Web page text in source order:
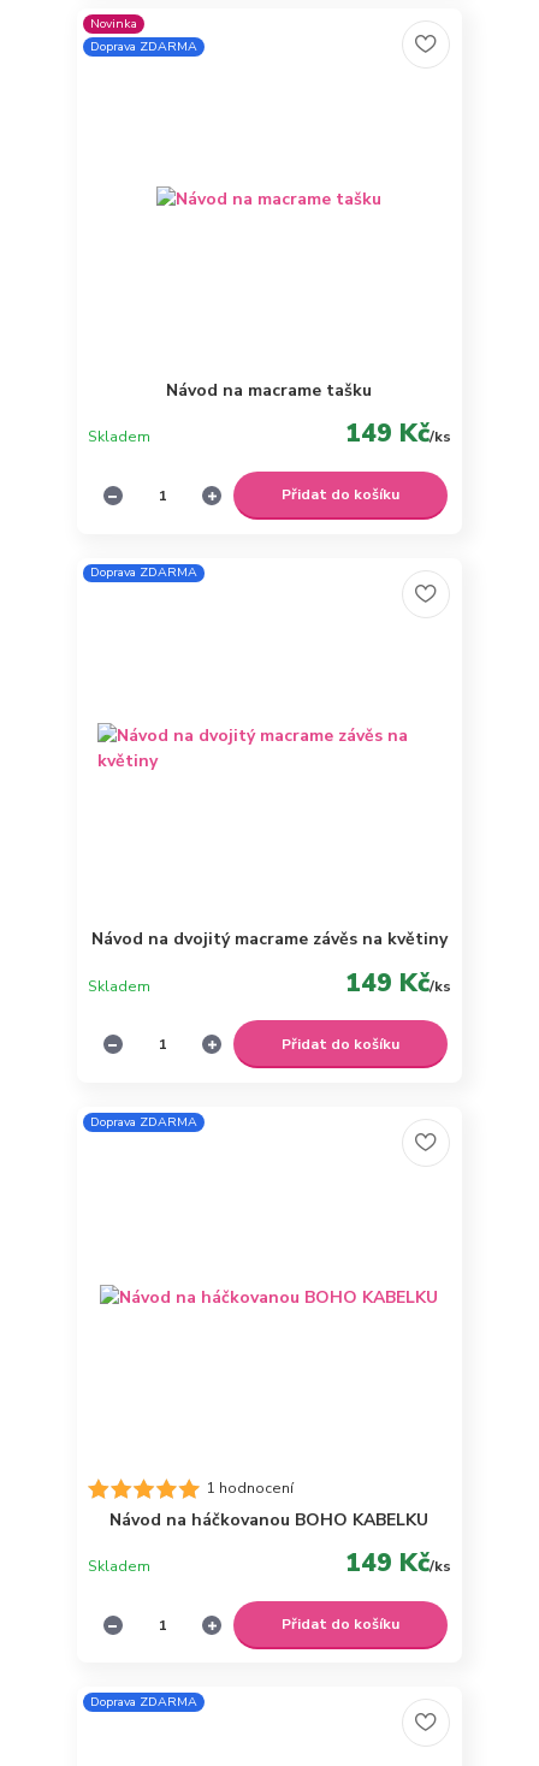
Novinka
Doprava ZDARMA
Návod na macrame tašku
149 Kč/ks
Skladem
Přidat do košíku
Doprava ZDARMA
Návod na dvojitý macrame závěs na květiny
149 Kč/ks
Skladem
Přidat do košíku
Doprava ZDARMA
1 hodnocení
Návod na háčkovanou BOHO KABELKU
149 Kč/ks
Skladem
Přidat do košíku
Doprava ZDARMA